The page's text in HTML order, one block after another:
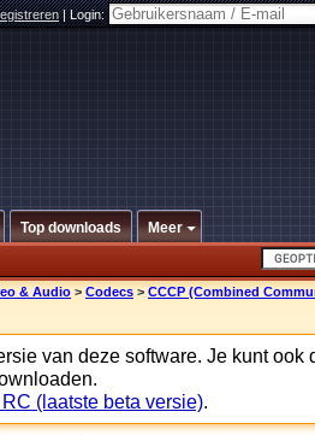
|Login:
Top downloads Meer
& Audio > Codecs > CCCP (Combined
van deze software. Je kunt ook
(laatste beta versie).